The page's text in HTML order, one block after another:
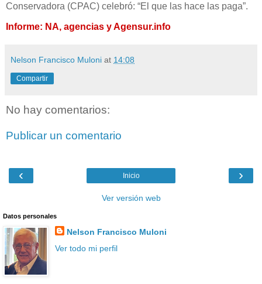
Conservadora (CPAC) celebró: “El que las hace las paga”.
Informe: NA, agencias y Agensur.info
Nelson Francisco Muloni at 14:08
Compartir
No hay comentarios:
Publicar un comentario
‹ ›
Inicio
Ver versión web
Datos personales
Nelson Francisco Muloni
Ver todo mi perfil